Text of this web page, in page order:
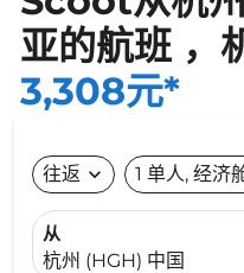
亚的航班 ，
3,308元*
往返 expand_more 1 单人, 经济
从
杭州 (HGH) 中国